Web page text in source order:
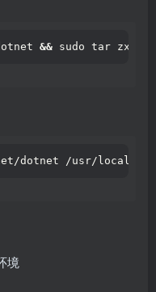
&& sudo tar zxf
dotnet /usr/local/bin